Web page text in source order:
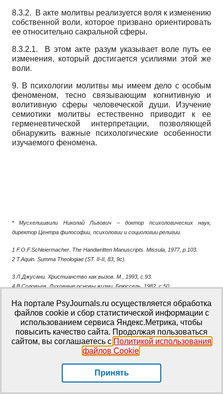
8.3.2. В акте молитвы реализуется воля к изменению
собственной воли, которое призвано ориентировать
ее относительно сакральной сферы.
8.3.2.1. В этом акте разум указывает воле путь ее
изменения, который достигается усилиями этой же
воли.
9. В психологии молитвы мы имеем дело с особым
феноменом, тесно связывающим когнитивную и
волитивную сферы человеческой души. Изучение
семиотики молитвы естественно приводит к ее
герменевтической интерпретации, позволяющей
обнаружить важные психологические особенности
изучаемого феномена.
* Мусхелишвили Николай Львович – доктор психологических наук,
директор Центра философии, психологии и социологии религии.
1 F.О.F.Schleiermacher. The Handwritten Manuscripts. Missula, 1977, p.103.
2 T.Aquin. Summa Theologiae (ST. II-II, 83, 9c).
3 Л.Джусани. Христианство как вызов. М., 1993, с.93.
4 В.Соловьев. Духовные основы жизни. Брюссель, 1982, с.50.
5 Харитон (игумен). О молитве Иисусовой. Н.-Валаам, 1991.
6 R.Scherschel. Rozenkranz – das Jesusgebt des Westeens. – Freiburg im
Breisgan, 1979.
7 М.Бахтин. Эстетика словесного творчества. М., 1979, с.103.
8 М.Бахтин. Op. cit., с.105.
11 Как научиться Иисусовой молитве. Оптина пустынь, 1912, с.5.
На портале PsyJournals.ru осуществляется обработка
файлов cookie и сбор статистической информации с
использованием сервиса Яндекс.Метрика, чтобы
повысить качество сайта. Продолжая пользоваться
сайтом, вы соглашаетесь с Политикой использования
файлов Cookie.
Принять